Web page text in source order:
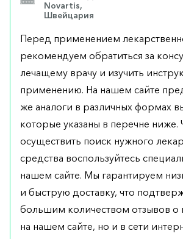
Novartis,
Швейцария
Перед применением
рекомендуем обратиться за
лечащему врачу и изучить
применению. На нашем сайте
же аналоги в различных формах
которые указаны в перечне ниже.
осуществить поиск нужного
средства воспользуйтесь
нашем сайте. Мы гарантируем
и быструю доставку, что
большим количеством отзывов о
на нашем сайте, но и в сети